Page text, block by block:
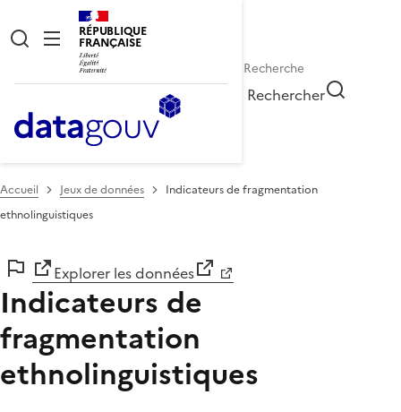
RÉPUBLIQUE
FRANÇAISE
Rechercher
Accueil Jeux de données
Indicateurs de fragmentation
ethnolinguistiques
Explorer les données
Indicateurs de
fragmentation
ethnolinguistiques